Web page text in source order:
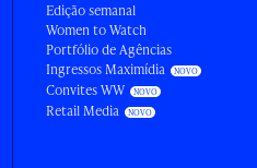
Edição semanal
Women to Watch
Portfólio de Agências
Ingressos Maximídia
Convites WW
Retail Media